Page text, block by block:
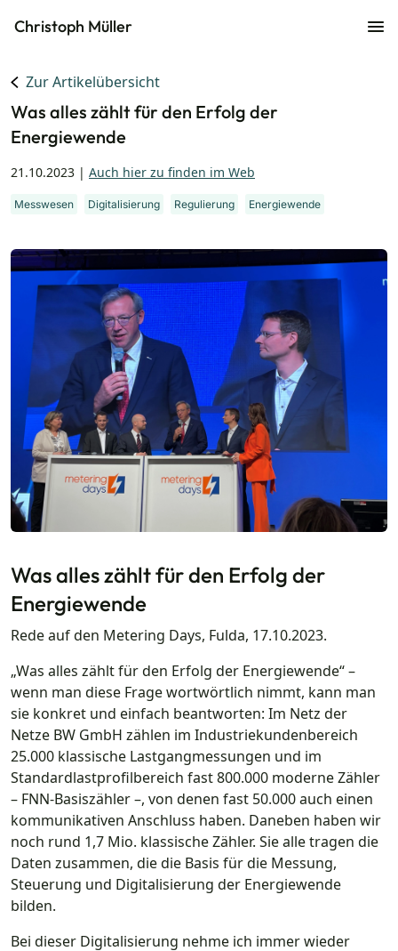
Christoph Müller
Zur Artikelübersicht
Was alles zählt für den Erfolg der
Energiewende
21.10.2023 | Auch hier zu finden im Web
Messwesen Digitalisierung Regulierung Energiewende
Was alles zählt für den Erfolg der
Energiewende
Rede auf den Metering Days, Fulda, 17.10.2023.
„Was alles zählt für den Erfolg der Energiewende“ –
wenn man diese Frage wortwörtlich nimmt, kann man
sie konkret und einfach beantworten: Im Netz der
Netze BW GmbH zählen im Industriekundenbereich
25.000 klassische Lastgangmessungen und im
Standardlastprofilbereich fast 800.000 moderne Zähler
– FNN-Basiszähler –, von denen fast 50.000 auch einen
kommunikativen Anschluss haben. Daneben haben wir
noch rund 1,7 Mio. klassische Zähler. Sie alle tragen die
Daten zusammen, die die Basis für die Messung,
Steuerung und Digitalisierung der Energiewende
bilden.
Bei dieser Digitalisierung nehme ich immer wieder